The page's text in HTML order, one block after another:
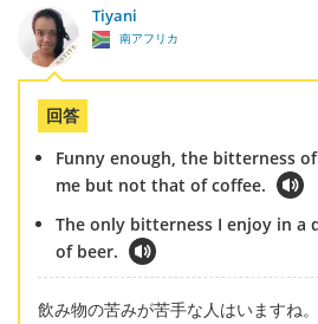
Tiyani
南アフリカ
回答
Funny enough, the bitterness
me but not that of coffee.
The only bitterness I enjoy in a
of beer.
飲み物の苦みが苦手な人はいますね。